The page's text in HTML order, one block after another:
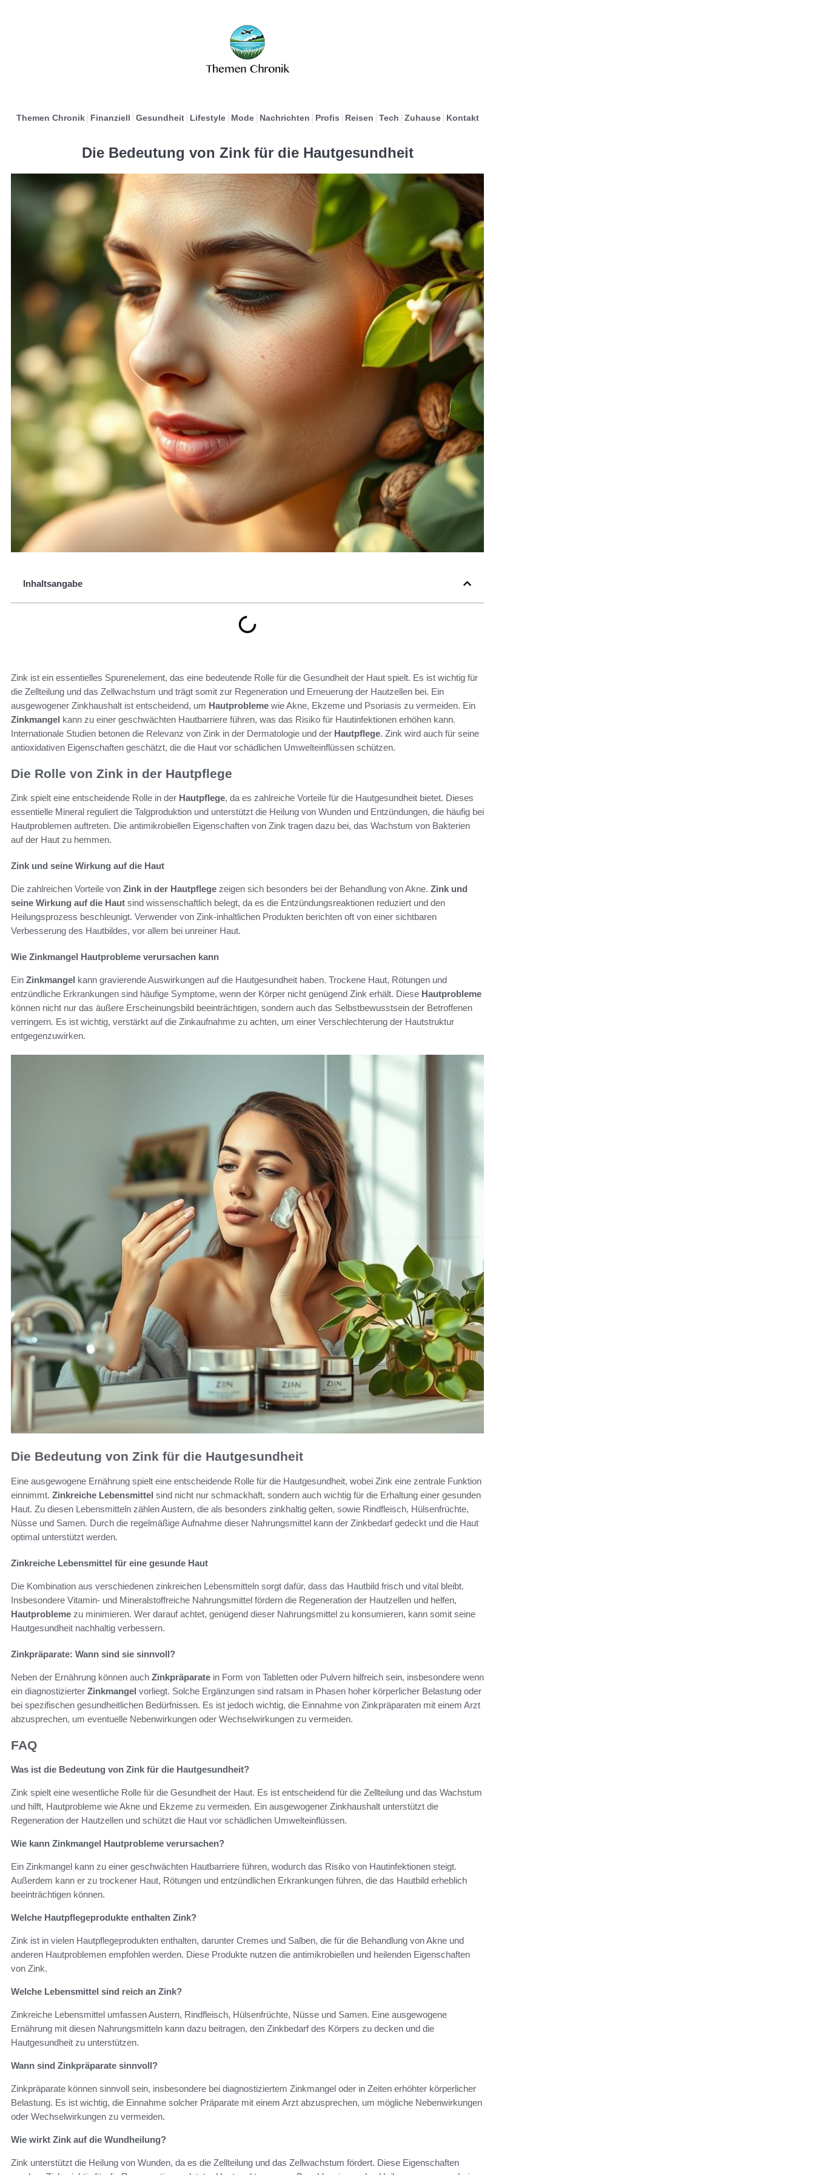
Themen Chronik Finanziell Gesundheit Lifestyle Mode Nachrichten Profis Reisen Tech Zuhause Kontakt
Die Bedeutung von Zink für die Hautgesundheit
Inhaltsangabe
Zink ist ein essentielles Spurenelement, das eine bedeutende Rolle für die Gesundheit der Haut spielt. Es ist wichtig für
die Zellteilung und das Zellwachstum und trägt somit zur Regeneration und Erneuerung der Hautzellen bei. Ein
ausgewogener Zinkhaushalt ist entscheidend, um Hautprobleme wie Akne, Ekzeme und Psoriasis zu vermeiden. Ein
Zinkmangel kann zu einer geschwächten Hautbarriere führen, was das Risiko für Hautinfektionen erhöhen kann.
Internationale Studien betonen die Relevanz von Zink in der Dermatologie und der Hautpflege. Zink wird auch für seine
antioxidativen Eigenschaften geschätzt, die die Haut vor schädlichen Umwelteinflüssen schützen.
Die Rolle von Zink in der Hautpflege
Zink spielt eine entscheidende Rolle in der Hautpflege, da es zahlreiche Vorteile für die Hautgesundheit bietet. Dieses
essentielle Mineral reguliert die Talgproduktion und unterstützt die Heilung von Wunden und Entzündungen, die häufig bei
Hautproblemen auftreten. Die antimikrobiellen Eigenschaften von Zink tragen dazu bei, das Wachstum von Bakterien
auf der Haut zu hemmen.
Zink und seine Wirkung auf die Haut
Die zahlreichen Vorteile von Zink in der Hautpflege zeigen sich besonders bei der Behandlung von Akne. Zink und
seine Wirkung auf die Haut sind wissenschaftlich belegt, da es die Entzündungsreaktionen reduziert und den
Heilungsprozess beschleunigt. Verwender von Zink-inhaltlichen Produkten berichten oft von einer sichtbaren
Verbesserung des Hautbildes, vor allem bei unreiner Haut.
Wie Zinkmangel Hautprobleme verursachen kann
Ein Zinkmangel kann gravierende Auswirkungen auf die Hautgesundheit haben. Trockene Haut, Rötungen und
entzündliche Erkrankungen sind häufige Symptome, wenn der Körper nicht genügend Zink erhält. Diese Hautprobleme
können nicht nur das äußere Erscheinungsbild beeinträchtigen, sondern auch das Selbstbewusstsein der Betroffenen
verringern. Es ist wichtig, verstärkt auf die Zinkaufnahme zu achten, um einer Verschlechterung der Hautstruktur
entgegenzuwirken.
Die Bedeutung von Zink für die Hautgesundheit
Eine ausgewogene Ernährung spielt eine entscheidende Rolle für die Hautgesundheit, wobei Zink eine zentrale Funktion
einnimmt. Zinkreiche Lebensmittel sind nicht nur schmackhaft, sondern auch wichtig für die Erhaltung einer gesunden
Haut. Zu diesen Lebensmitteln zählen Austern, die als besonders zinkhaltig gelten, sowie Rindfleisch, Hülsenfrüchte,
Nüsse und Samen. Durch die regelmäßige Aufnahme dieser Nahrungsmittel kann der Zinkbedarf gedeckt und die Haut
optimal unterstützt werden.
Zinkreiche Lebensmittel für eine gesunde Haut
Die Kombination aus verschiedenen zinkreichen Lebensmitteln sorgt dafür, dass das Hautbild frisch und vital bleibt.
Insbesondere Vitamin- und Mineralstoffreiche Nahrungsmittel fördern die Regeneration der Hautzellen und helfen,
Hautprobleme zu minimieren. Wer darauf achtet, genügend dieser Nahrungsmittel zu konsumieren, kann somit seine
Hautgesundheit nachhaltig verbessern.
Zinkpräparate: Wann sind sie sinnvoll?
Neben der Ernährung können auch Zinkpräparate in Form von Tabletten oder Pulvern hilfreich sein, insbesondere wenn
ein diagnostizierter Zinkmangel vorliegt. Solche Ergänzungen sind ratsam in Phasen hoher körperlicher Belastung oder
bei spezifischen gesundheitlichen Bedürfnissen. Es ist jedoch wichtig, die Einnahme von Zinkpräparaten mit einem Arzt
abzusprechen, um eventuelle Nebenwirkungen oder Wechselwirkungen zu vermeiden.
FAQ
Was ist die Bedeutung von Zink für die Hautgesundheit?
Zink spielt eine wesentliche Rolle für die Gesundheit der Haut. Es ist entscheidend für die Zellteilung und das Wachstum
und hilft, Hautprobleme wie Akne und Ekzeme zu vermeiden. Ein ausgewogener Zinkhaushalt unterstützt die
Regeneration der Hautzellen und schützt die Haut vor schädlichen Umwelteinflüssen.
Wie kann Zinkmangel Hautprobleme verursachen?
Ein Zinkmangel kann zu einer geschwächten Hautbarriere führen, wodurch das Risiko von Hautinfektionen steigt.
Außerdem kann er zu trockener Haut, Rötungen und entzündlichen Erkrankungen führen, die das Hautbild erheblich
beeinträchtigen können.
Welche Hautpflegeprodukte enthalten Zink?
Zink ist in vielen Hautpflegeprodukten enthalten, darunter Cremes und Salben, die für die Behandlung von Akne und
anderen Hautproblemen empfohlen werden. Diese Produkte nutzen die antimikrobiellen und heilenden Eigenschaften
von Zink.
Welche Lebensmittel sind reich an Zink?
Zinkreiche Lebensmittel umfassen Austern, Rindfleisch, Hülsenfrüchte, Nüsse und Samen. Eine ausgewogene
Ernährung mit diesen Nahrungsmitteln kann dazu beitragen, den Zinkbedarf des Körpers zu decken und die
Hautgesundheit zu unterstützen.
Wann sind Zinkpräparate sinnvoll?
Zinkpräparate können sinnvoll sein, insbesondere bei diagnostiziertem Zinkmangel oder in Zeiten erhöhter körperlicher
Belastung. Es ist wichtig, die Einnahme solcher Präparate mit einem Arzt abzusprechen, um mögliche Nebenwirkungen
oder Wechselwirkungen zu vermeiden.
Wie wirkt Zink auf die Wundheilung?
Zink unterstützt die Heilung von Wunden, da es die Zellteilung und das Zellwachstum fördert. Diese Eigenschaften